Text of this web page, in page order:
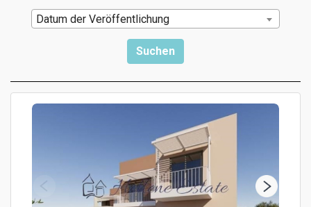
Datum der Veröffentlichung